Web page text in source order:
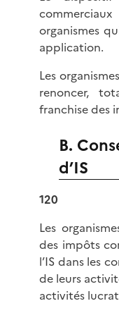
organismes
application.
Les
renoncer,
franchise des
B.
d’IS
120
Les
des impôts
l’IS dans les
de leurs
activités